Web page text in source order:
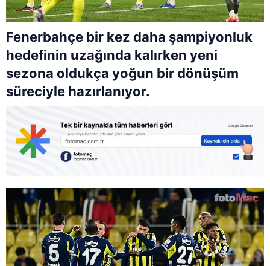
Fenerbahçe bir kez daha şampiyonluk
hedefinin uzağında kalırken yeni
sezona oldukça yoğun bir dönüşüm
süreciyle hazırlanıyor.